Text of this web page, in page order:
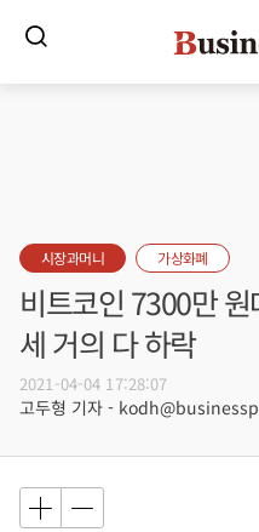
시장과머니 가상화폐
비트코인 7300만
세 거의 다 하락
2021-04-04 17:28:07
고두형 기자 -